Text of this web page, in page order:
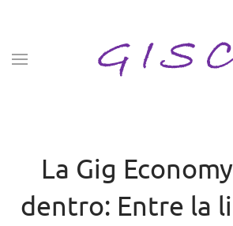
La Gig
dentro: Entre la